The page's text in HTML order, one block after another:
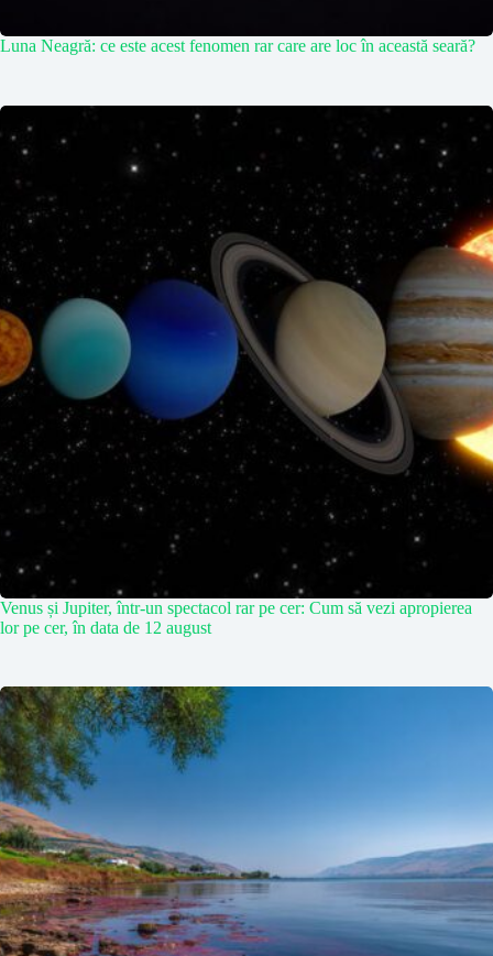
Luna Neagră: ce este acest fenomen rar care are loc în această seară?
Venus și Jupiter, într-un spectacol rar pe cer: Cum să vezi apropierea
lor pe cer, în data de 12 august